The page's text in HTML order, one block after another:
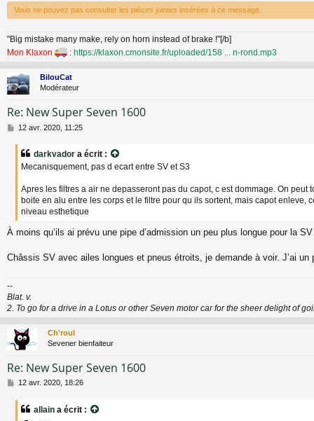
Vous ne pouvez pas consulter les pièces jointes insérées à ce message.
"Big mistake many make, rely on horn instead of brake !"[/b]
Mon Klaxon
: https://klaxon.cmonsite.fr/uploaded/158 ... n-rond.mp3
BilouCat
Modérateur
Re: New Super Seven 1600
M12 avr. 2020, 11:25
darkvador a écrit :
Mecanisquement, pas d ecart entre SV et S3
Apres les filtres a air ne depasseront pas du capot, c est dommage. On peut
boite en alu entre les corps et le filtre pour qu ils sortent, mais capot enleve,
niveau esthetique
À moins qu’ils ai prévu une pipe d’admission un peu plus longue pour la
Châssis SV avec ailes longues et pneus étroits, je demande à voir. J’ai
--
Blat. v.
2. To go for a drive in a Lotus or other Seven motor car for the sheer delight of
Ch'roul
Sevener bienfaiteur
Re: New Super Seven 1600
M
12 avr. 2020, 18:26
allain a écrit :